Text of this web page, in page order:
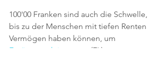
100'00 Franken sind auch die Schwelle,
bis zu der Menschen mit tiefen Renten
Vermögen haben können, um
Ergänzungsleistungen
(EL) zu